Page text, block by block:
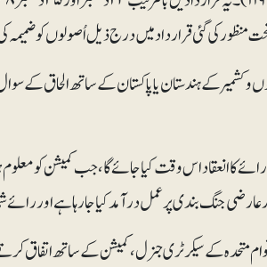
منظور کی گئی قرارداد میں درج ذیل اُصولوں کو
و کشمیر کے ہندستان یا پاکستان کے ساتھ الحاق کے
جنگ بندی پر عمل درآمد کیا جارہا ہے اور رائے